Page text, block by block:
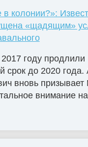
колонии?»:
«щадящим»
году продлили
срок до 2020 года.
вновь
внимание на